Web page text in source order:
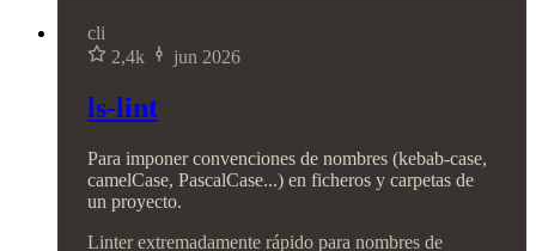
cli
2,4k
jun 2026
ls-lint
Para imponer convenciones de nombres (kebab-case,
camelCase, PascalCase...) en ficheros y carpetas de
un proyecto.
Linter extremadamente rápido para nombres de